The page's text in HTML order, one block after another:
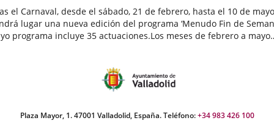
el Carnaval, desde el sábado, 21 de febrero, hasta el 10 de
lugar una nueva edición del programa ‘Menudo Fin de
programa incluye 35 actuaciones.Los meses de febrero a mayo
Plaza Mayor, 1. 47001 Valladolid, España. Teléfono:+34 983 426 100